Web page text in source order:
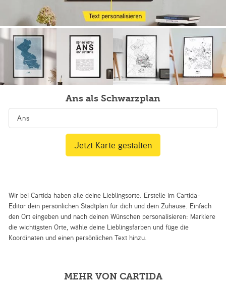
Ans als Schwarzplan
Wir bei Cartida haben alle deine Lieblingsorte. Erstelle im Cartida-
Editor dein persönlichen Stadtplan für dich und dein Zuhause. Einfach
den Ort eingeben und nach deinen Wünschen personalisieren: Markiere
die wichtigsten Orte, wähle deine Lieblingsfarben und füge die
Koordinaten und einen persönlichen Text hinzu.
Jetzt Karte gestalten
MEHR VON CARTIDA